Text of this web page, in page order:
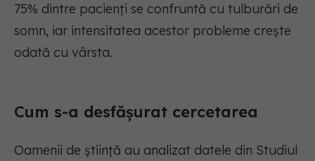
75% dintre pacienți se confruntă cu tulburări de
somn, iar intensitatea acestor probleme crește
odată cu vârsta.
Cum s-a desfășurat cercetarea
Oamenii de știință au analizat datele din Studiul